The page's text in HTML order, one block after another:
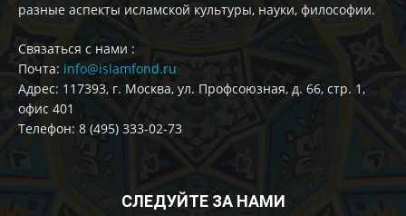
разные аспекты исламской культуры, науки, философии.
Cвязаться с нами :
Почта: info@islamfond.ru
Адрес: 117393, г. Москва, ул. Профсоюзная, д. 66, стр. 1,
офис 401
Телефон: 8 (495) 333-02-73
СЛЕДУЙТЕ ЗА НАМИ